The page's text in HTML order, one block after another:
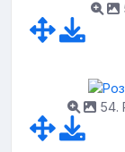
54.